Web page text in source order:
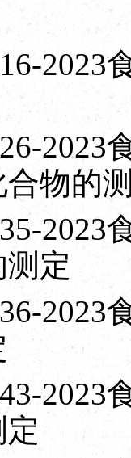
2023
2023
物的
2023
定
2023
2023